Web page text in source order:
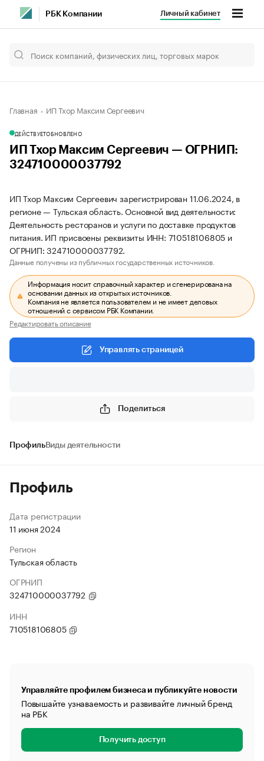
РБК Компании Личный кабинет
Главная ИП Тхор Максим Сергеевич
ДЕЙСТВУЕТОБНОВЛЕНО
ИП Тхор Максим Сергеевич — ОГРНИП:
324710000037792
ИП Тхор Максим Сергеевич зарегистрирован 11.06.2024, в
регионе — Тульская область. Основной вид деятельности:
Деятельность ресторанов и услуги по доставке продуктов
питания. ИП присвоены реквизиты ИНН: 710518106805 и
ОГРНИП: 324710000037792.
Данные получены из публичных государственных источников.
Информация носит справочный характер и сгенерирована на
основании данных из открытых источников.
Компания не является пользователем и не имеет деловых
отношений с сервисом РБК Компании.
Редактировать описание
Управлять страницей
Поделиться
ПрофильВиды деятельности
Профиль
Дата регистрации
11 июня 2024
Регион
Тульская область
ОГРНИП
324710000037792
ИНН
710518106805
Управляйте профилем бизнеса и публикуйте новости
Повышайте узнаваемость и развивайте личный бренд
на РБК
Получить доступ